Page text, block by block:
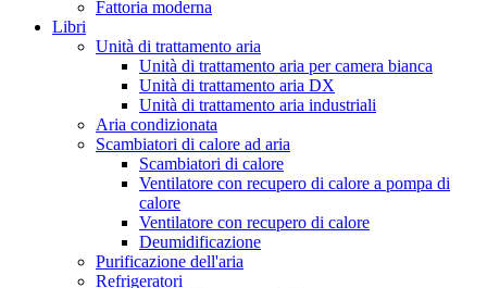
Fattoria moderna
Libri
Unità di trattamento aria
Unità di trattamento aria per camera bianca
Unità di trattamento aria DX
Unità di trattamento aria industriali
Aria condizionata
Scambiatori di calore ad aria
Scambiatori di calore
Ventilatore con recupero di calore a pompa di
calore
Ventilatore con recupero di calore
Deumidificazione
Purificazione dell'aria
Refrigeratori